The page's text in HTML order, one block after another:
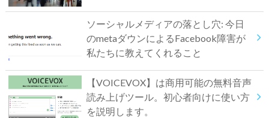
ソーシャルメディアの落とし穴: 今日
のmetaダウンによるFacebook障害が
私たちに教えてくれること
【VOICEVOX】は商用可能の無料音声
読み上げツール。初心者向けに使い方
を説明します。